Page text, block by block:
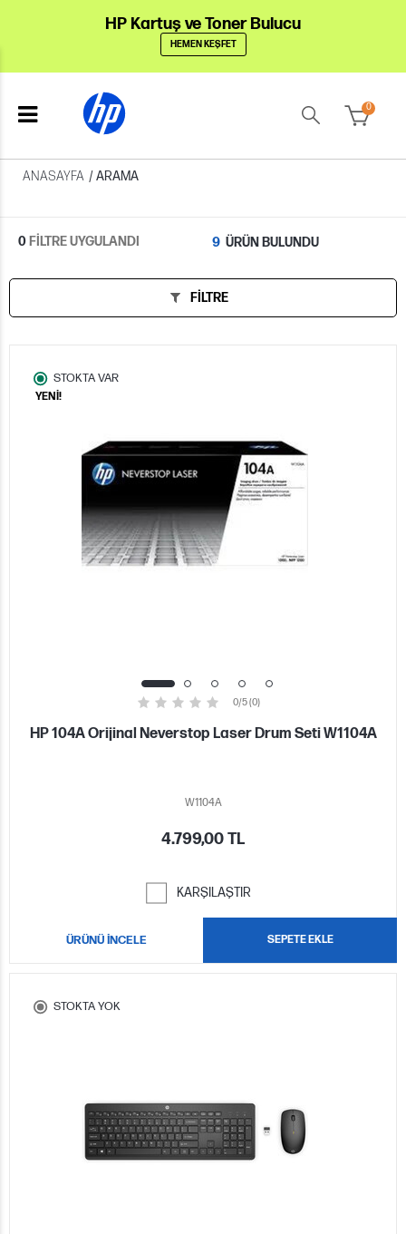
HP Kartuş ve Toner Bulucu
HEMEN KEŞFET
0
ANASAYFA /ARAMA
0 FİLTRE UYGULANDI 9 ÜRÜN BULUNDU
FILTRE
STOKTA VAR
YENİ!
0/5 (0)
HP 104A Orijinal Neverstop Laser Drum Seti W1104A
W1104A
4.799,00 TL
KARŞILAŞTIR
ÜRÜNÜ İNCELE SEPETE EKLE
STOKTA YOK